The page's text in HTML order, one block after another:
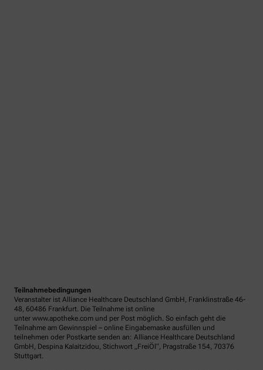
Teilnahmebedingungen
Veranstalter ist Alliance Healthcare Deutschland GmbH, Franklinstraße 46-
48, 60486 Frankfurt. Die Teilnahme ist online
unter www.apotheke.com und per Post möglich. So einfach geht die
Teilnahme am Gewinnspiel – online Eingabemaske ausfüllen und
teilnehmen oder Postkarte senden an: Alliance Healthcare Deutschland
GmbH, Despina Kalaitzidou, Stichwort „FreiÖl“, Pragstraße 154, 70376
Stuttgart.